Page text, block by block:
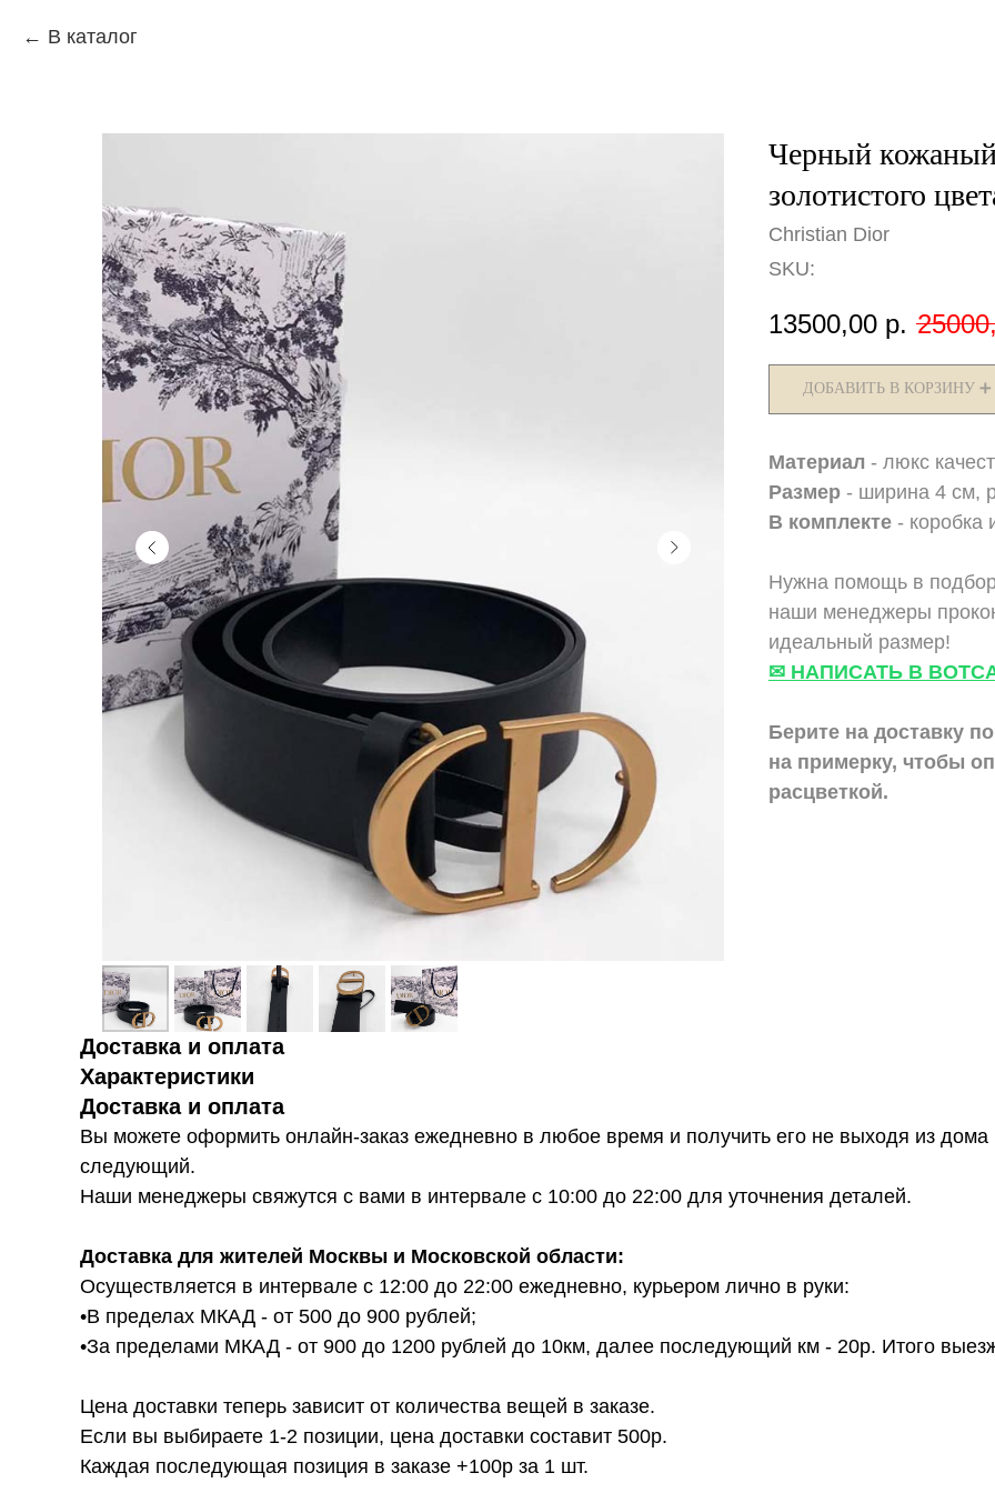
В каталог
Черный
золотистого
Christian Dior
SKU:
13500,00 р.
ДОБАВИТЬ В КОРЗИНУ ➕
️Материал - люкс
Размер - ширина 4 см,
В комплекте - коробка
Нужна помощь в
наши менеджеры
идеальный размер!
✉ НАПИСАТЬ В
Берите на доставку
на примерку, чтобы
расцветкой.
Доставка и оплата
Характеристики
Доставка и оплата
Вы можете оформить онлайн-заказ ежедневно в любое время и получить его не выходя из
следующий.
Наши менеджеры свяжутся с вами в интервале с 10:00 до 22:00 для уточнения деталей.
Доставка для жителей Москвы и Московской области:
Осуществляется в интервале с 12:00 до 22:00 ежедневно, курьером лично в руки:
•В пределах МКАД - от 500 до 900 рублей;
•За пределами МКАД - от 900 до 1200 рублей до 10км, далее последующий км - 20р. Итого
Цена доставки теперь зависит от количества вещей в заказе.
Если вы выбираете 1-2 позиции, цена доставки составит 500р.
Каждая последующая позиция в заказе +100р за 1 шт.